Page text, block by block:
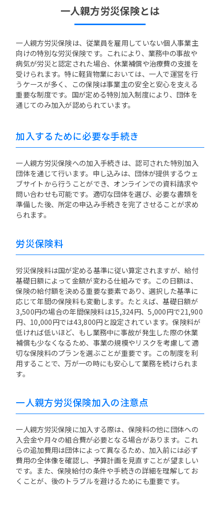
一人親方労災保険とは
一人親方労災保険は、従業員を雇用していない個人事業主
向けの特別な労災保険です。これにより、業務中の事故や
病気が労災と認定された場合、休業補償や治療費の支援を
受けられます。特に軽貨物業においては、一人で運営を行
うケースが多く、この保険は事業主の安全と安心を支える
重要な制度です。国が定める特別加入制度により、団体を
通じてのみ加入が認められています。
加入するために必要な手続き
一人親方労災保険への加入手続きは、認可された特別加入
団体を通じて行います。申し込みは、団体が提供するウェ
ブサイトから行うことができ、オンラインでの資料請求や
問い合わせも可能です。適切な団体を選び、必要な書類を
準備した後、所定の申込み手続きを完了させることが求め
られます。
労災保険料
労災保険料は国が定める基準に従い算定されますが、給付
基礎日額によって金額が変わる仕組みです。この日額は、
保険の給付額を決める重要な要素であり、選択した基準に
応じて年間の保険料も変動します。たとえば、基礎日額が
3,500円の場合の年間保険料は15,324円、5,000円で21,900
円、10,000円では43,800円と設定されています。保険料が
低ければ低いほど、もし業務中に事故が発生した際の休業
補償も少なくなるため、事業の規模やリスクを考慮して適
切な保険料のプランを選ぶことが重要です。この制度を利
用することで、万が一の時にも安心して業務を続けられま
す。
一人親方労災保険加入の注意点
一人親方労災保険に加入する際は、保険料の他に団体への
入会金や月々の組合費が必要となる場合があります。これ
らの追加費用は団体によって異なるため、加入前には必ず
費用の全体像を確認し、予算計画を見直すことが望ましい
です。また、保険給付の条件や手続きの詳細を理解してお
くことが、後のトラブルを避けるためにも重要です。